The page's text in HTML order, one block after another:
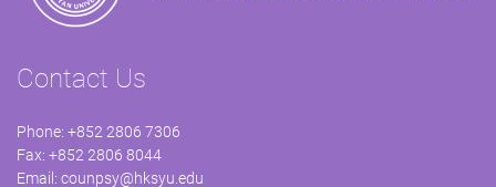
Contact Us
Phone: +852 2806 7306
Fax: +852 2806 8044
Email: counpsy@hksyu.edu